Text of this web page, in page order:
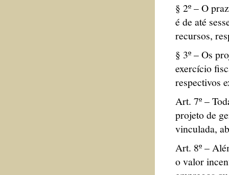
§ 2º – O
é de até
recursos,
§ 3º – Os
exercício
respectivos
Art. 7º –
projeto de
vinculada,
Art. 8º –
o valor